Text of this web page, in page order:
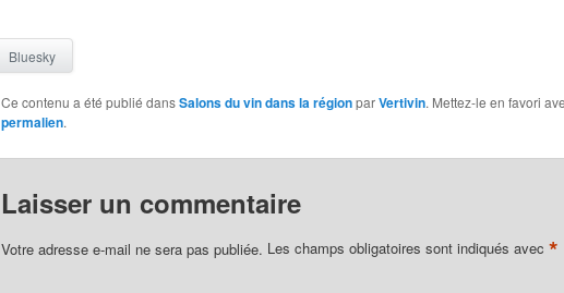
Bluesky
Ce contenu a été publié dansSalons du vin dans la régionparVertivin. Mettez-le en favori
permalien.
Laisser un commentaire
Votre adresse e-mail ne sera pas publiée. Les champs obligatoires sont indiqués avec *